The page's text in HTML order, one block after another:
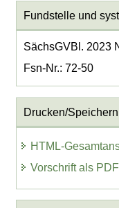
Fundstelle und
SächsGVBl. 2023
Fsn-Nr.: 72-50
Drucken/
HTML-
Vorschrift als PDF